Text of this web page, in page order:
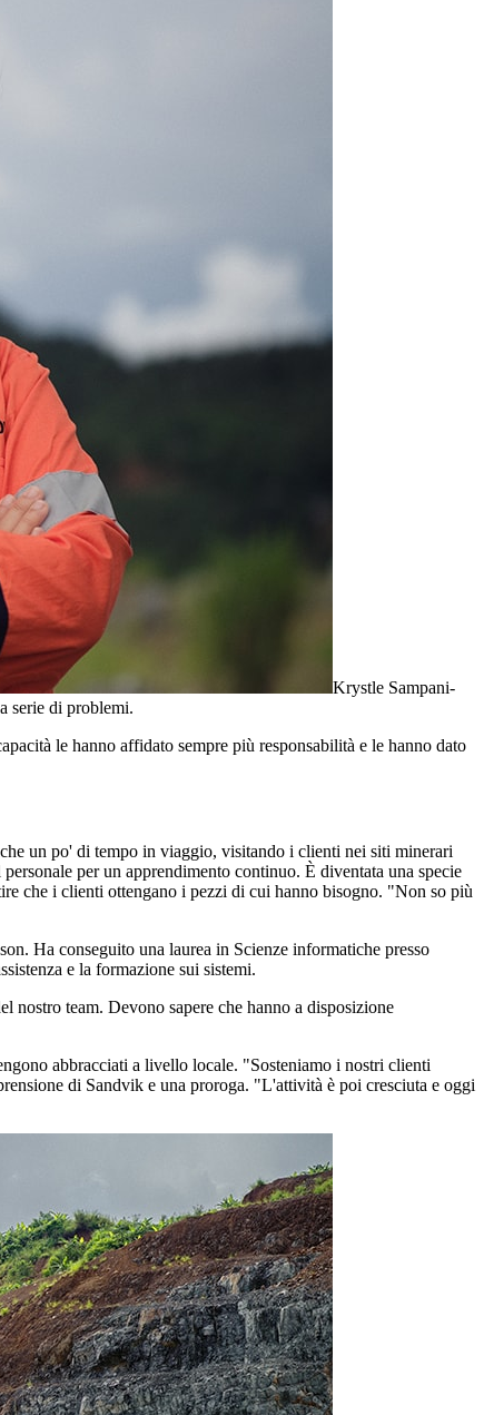
Krystle Sampani-
serie di problemi.
le hanno affidato sempre più responsabilità e le hanno dato
un po' di tempo in viaggio, visitando i clienti nei siti minerari
per un apprendimento continuo. È diventata una specie
che i clienti ottengano i pezzi di cui hanno bisogno. "Non so più
Ha conseguito una laurea in Scienze informatiche presso
e la formazione sui sistemi.
nostro team. Devono sapere che hanno a disposizione
abbracciati a livello locale. "Sosteniamo i nostri clienti
di Sandvik e una proroga. "L'attività è poi cresciuta e oggi